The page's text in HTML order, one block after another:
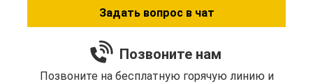
Задать вопрос в чат
Позвоните нам
Позвоните на бесплатную горячую линию и